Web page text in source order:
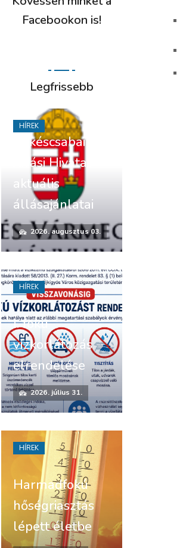
Facebookon is!
Legfrissebb
Békéscsabai
Járási Hivatal
aktuális
állásajánlatai
2026. augusztus 03.
HÍREK
I. fokú
vízkorlátozás
elrendelése
2026. július 31.
HÍREK
Harmadfokú
hőségriasztás
lépett életbe
HÍREK